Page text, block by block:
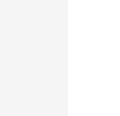
Harian
berkata, jika